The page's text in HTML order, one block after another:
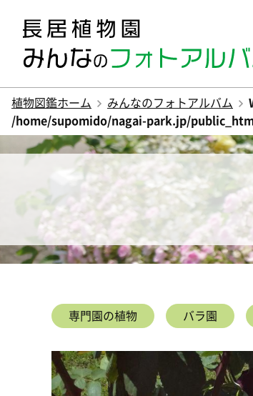
植物図鑑ホーム みんなのフォトアルバム
/home/supomido/nagai-park.jp/
専門園の植物 バラ園